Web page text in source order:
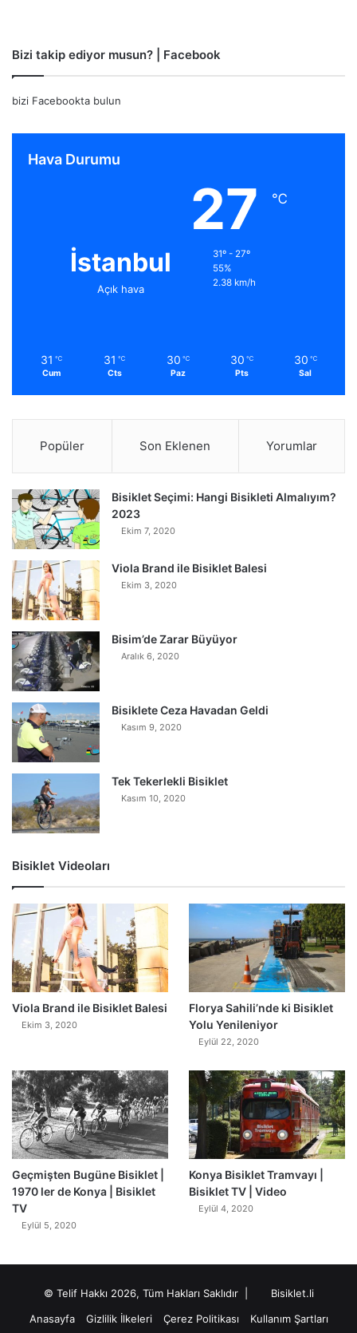
Bizi takip ediyor musun? | Facebook
bizi Facebookta bulun
Hava Durumu
İstanbul
Açık hava
27 ℃
31º - 27º
55%
2.38 km/h
31 ℃
Cum
31 ℃
Cts
30 ℃
Paz
30 ℃
Pts
30 ℃
Sal
Popüler Son Eklenen Yorumlar
Bisiklet Seçimi: Hangi Bisikleti Almalıyım?
2023
Ekim 7, 2020
Viola Brand ile Bisiklet Balesi
Ekim 3, 2020
Bisim’de Zarar Büyüyor
Aralık 6, 2020
Bisiklete Ceza Havadan Geldi
Kasım 9, 2020
Tek Tekerlekli Bisiklet
Kasım 10, 2020
Bisiklet Videoları
Viola Brand ile Bisiklet Balesi
Ekim 3, 2020
0
Florya Sahili’nde ki Bisiklet
Yolu Yenileniyor
Eylül 22, 2020
Geçmişten Bugüne Bisiklet |
1970 ler de Konya | Bisiklet
TV
Eylül 5, 2020
Konya Bisiklet Tramvayı |
Bisiklet TV | Video
Eylül 4, 2020
© Telif Hakkı 2026, Tüm Hakları Saklıdır |
Bisiklet.li
Anasayfa
Gizlilik İlkeleri Çerez Politikası Kullanım Şartları